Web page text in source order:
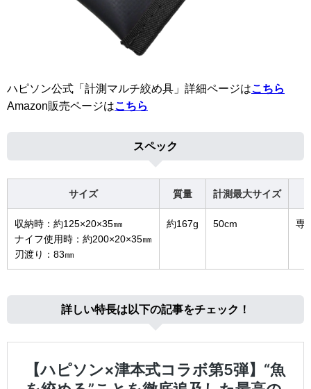
ハピソン公式「計測マルチ絞め具」詳細ページはこちら
Amazon販売ページはこちら
スペック
サイズ 質量 計測最大サイズ
収納時：約125×20×35㎜
ナイフ使用時：約200×20×35㎜
刃渡り：83㎜
約167g 50cm 専
詳しい特長は以下の記事をチェック！